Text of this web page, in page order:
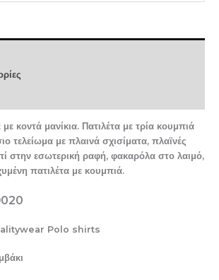
κοντά μανίκια. Πατιλέτα με τρία κουμπιά
τελείωμα με πλαινά σχισίματα, πλαϊνές
στην εσωτερική ραφή, φακαρόλα στο λαιμό,
πατιλέτα με κουμπιά.
Polo shirts